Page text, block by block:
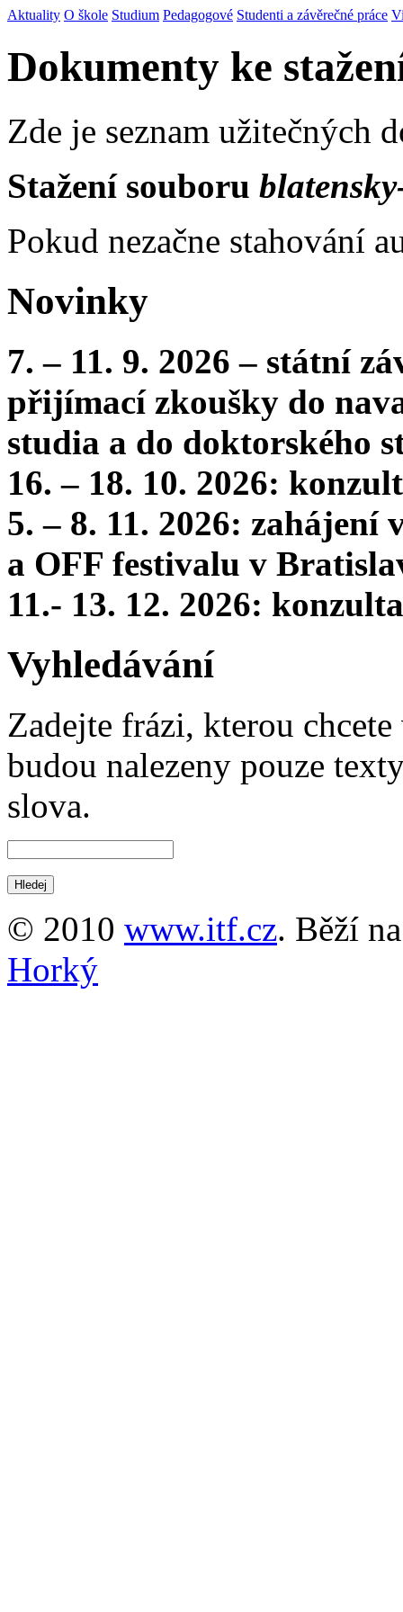
Aktuality O škole Studium Pedagogové Studenti a závěrečné práce
Dokumenty ke
Zde je seznam užitečných
Stažení souboru
Pokud nezačne stahování
Novinky
7. – 11. 9. 2026 – státní
přijímací zkoušky do
studia a do doktorského
16. – 18. 10. 2026:
5. – 8. 11. 2026:
a OFF festivalu v
11.- 13. 12. 2026:
Vyhledávání
Zadejte frázi, kterou
budou nalezeny pouze
slova.
© 2010 www.itf.cz. Běží
Horký